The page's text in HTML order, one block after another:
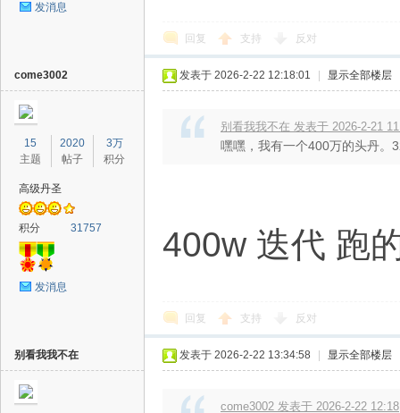
发消息
回复 支持 反对
come3002
15
主题
2020
帖子
3万
积分
高级丹圣
积分 31757
发消息
发表于 2026-2-22 12:18:01 显示全部楼层
别看我我不在 发表于 2026-2-21
嘿嘿，我有一个400万的头丹。
400w 迭代 跑
回复 支持 反对
别看我我不在 发表于 2026-2-22 13:34:58 显示全部楼层
come3002 发表于 2026-2-22 12:18